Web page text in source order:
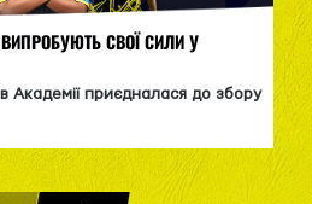
СВОЇ СИЛИ У
Академії приєдналася до збору